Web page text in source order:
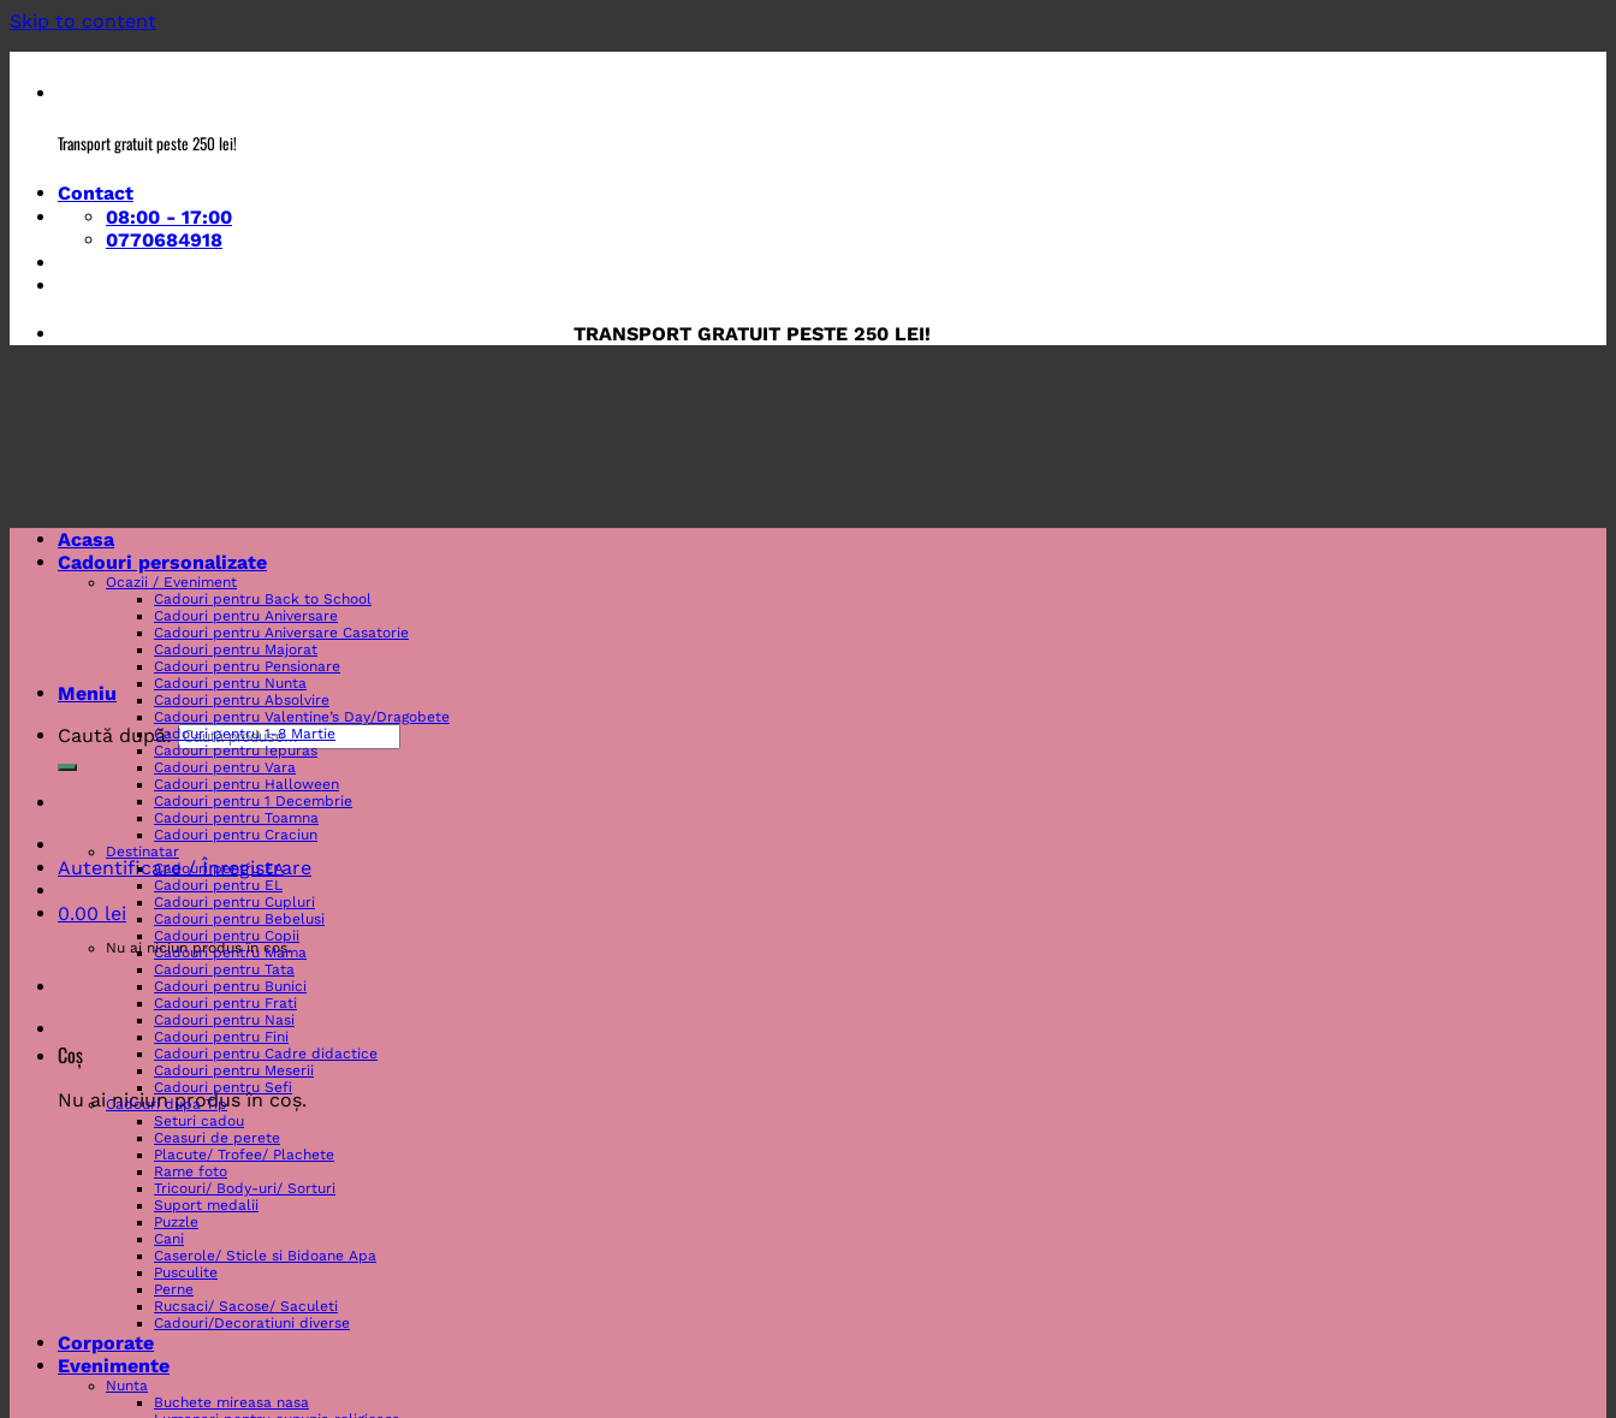
Skip to content
Transport gratuit peste 250 lei!
Contact
08:00 - 17:00
0770684918
TRANSPORT GRATUIT PESTE 250 LEI!
Meniu
Caută după:
Autentificare / Înregistrare
0.00 lei
Nu ai niciun produs în coș.
Coș
Nu ai niciun produs în coș.
Acasa
Cadouri personalizate
Ocazii / Eveniment
Cadouri pentru Back to School
Cadouri pentru Aniversare
Cadouri pentru Aniversare Casatorie
Cadouri pentru Majorat
Cadouri pentru Pensionare
Cadouri pentru Nunta
Cadouri pentru Absolvire
Cadouri pentru Valentine’s Day/Dragobete
Cadouri pentru 1-8 Martie
Cadouri pentru Iepuras
Cadouri pentru Vara
Cadouri pentru Halloween
Cadouri pentru 1 Decembrie
Cadouri pentru Toamna
Cadouri pentru Craciun
Destinatar
Cadouri pentru EA
Cadouri pentru EL
Cadouri pentru Cupluri
Cadouri pentru Bebelusi
Cadouri pentru Copii
Cadouri pentru Mama
Cadouri pentru Tata
Cadouri pentru Bunici
Cadouri pentru Frati
Cadouri pentru Nasi
Cadouri pentru Fini
Cadouri pentru Cadre didactice
Cadouri pentru Meserii
Cadouri pentru Sefi
Cadouri dupa Tip
Seturi cadou
Ceasuri de perete
Placute/ Trofee/ Plachete
Rame foto
Tricouri/ Body-uri/ Sorturi
Suport medalii
Puzzle
Cani
Caserole/ Sticle si Bidoane Apa
Pusculite
Perne
Rucsaci/ Sacose/ Saculeti
Cadouri/Decoratiuni diverse
Corporate
Evenimente
Nunta
Buchete mireasa nasa